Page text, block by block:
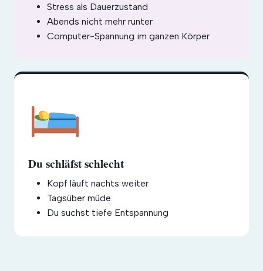
Stress als Dauerzustand
Abends nicht mehr runter
Computer-Spannung im ganzen Körper
Du schläfst schlecht
Kopf läuft nachts weiter
Tagsüber müde
Du suchst tiefe Entspannung